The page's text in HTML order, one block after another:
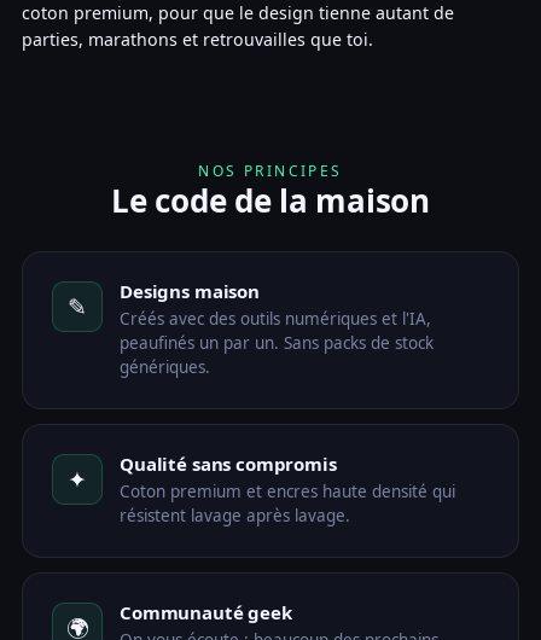
coton premium, pour que le design tienne autant de
parties, marathons et retrouvailles que toi.
NOS PRINCIPES
Le code de la maison
✎ Designs maison
Créés avec des outils numériques et l'IA,
peaufinés un par un. Sans packs de stock
génériques.
✦ Qualité sans compromis
Coton premium et encres haute densité qui
résistent lavage après lavage.
🌍 Communauté geek